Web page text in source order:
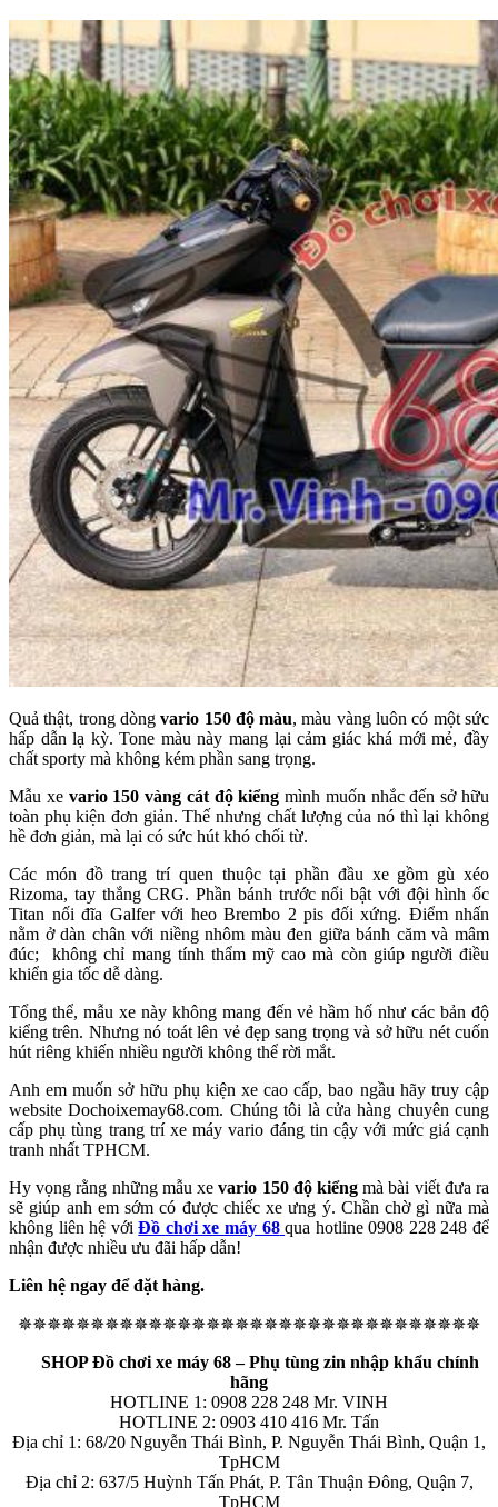
Quả thật, trong dòngvario 150 độ màu, màu vàng luôn có một sức
hấp dẫn lạ kỳ. Tone màu này mang lại cảm giác khá mới mẻ, đầy
chất sporty mà không kém phần sang trọng.
Mẫu xe vario 150 vàng cát độ kiểng mình muốn nhắc đến sở hữu
toàn phụ kiện đơn giản. Thế nhưng chất lượng của nó thì lại không
hề đơn giản, mà lại có sức hút khó chối từ.
Các món đồ trang trí quen thuộc tại phần đầu xe gồm gù xéo
Rizoma, tay thắng CRG. Phần bánh trước nổi bật với đội hình ốc
Titan nối đĩa Galfer với heo Brembo 2 pis đối xứng. Điểm nhấn
nằm ở dàn chân với niềng nhôm màu đen giữa bánh căm và mâm
đúc; không chỉ mang tính thẩm mỹ cao mà còn giúp người điều
khiển gia tốc dễ dàng.
Tổng thể, mẫu xe này không mang đến vẻ hầm hố như các bản độ
kiểng trên. Nhưng nó toát lên vẻ đẹp sang trọng và sở hữu nét cuốn
hút riêng khiến nhiều người không thể rời mắt.
Anh em muốn sở hữu phụ kiện xe cao cấp, bao ngầu hãy truy cập
website Dochoixemay68.com. Chúng tôi là cửa hàng chuyên cung
cấp phụ tùng trang trí xe máy vario đáng tin cậy với mức giá cạnh
tranh nhất TPHCM.
Hy vọng rằng những mẫu xevario 150 độ kiểngmà bài viết đưa ra
sẽ giúp anh em sớm có được chiếc xe ưng ý. Chần chờ gì nữa mà
không liên hệ vớiĐồ chơi xe máy 68 qua hotline 0908 228 248 để
nhận được nhiều ưu đãi hấp dẫn!
Liên hệ ngay để đặt hàng.
✵✵✵✵✵✵✵✵✵✵✵✵✵✵✵✵✵✵✵✵✵✵✵✵✵✵✵✵✵✵✵✵
SHOP Đồ chơi xe máy 68 – Phụ tùng zin nhập khẩu chính
hãng
HOTLINE 1: 0908 228 248 Mr. VINH
HOTLINE 2: 0903 410 416 Mr. Tấn
Địa chỉ 1: 68/20 Nguyễn Thái Bình, P. Nguyễn Thái Bình, Quận 1,
TpHCM
Địa chỉ 2: 637/5 Huỳnh Tấn Phát, P. Tân Thuận Đông, Quận 7,
TpHCM